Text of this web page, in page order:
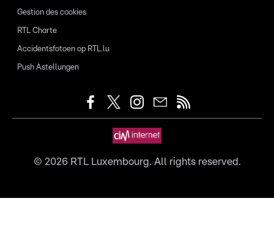
Gestion des cookies
RTL Charte
Accidentsfotoen op RTL.lu
Push Astellungen
© 2026RTL Luxembourg. All rights reserved.